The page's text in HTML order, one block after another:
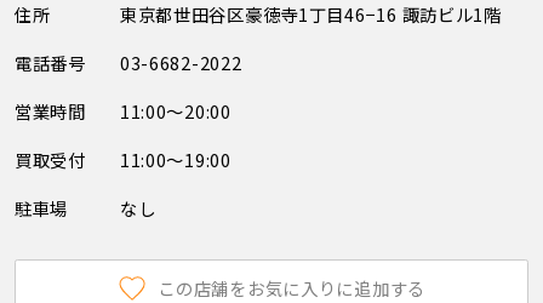
住所
東京都世田谷区豪徳寺1丁目46−16 諏訪ビル1階
電話番号
03-6682-2022
営業時間
11:00～20:00
買取受付
11:00～19:00
駐車場
なし
この店舗をお気に入りに追加する